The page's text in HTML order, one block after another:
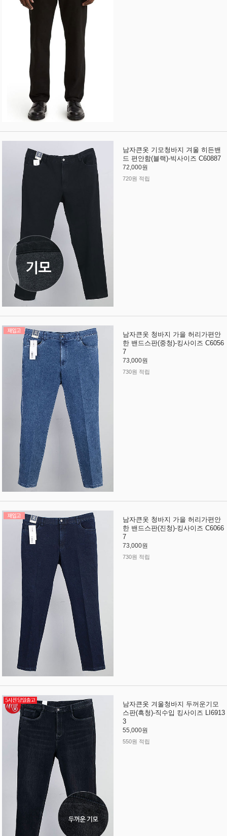
남자큰옷 기모청바지 겨울 히든밴
드 편안함(블랙)-빅사이즈 C60887
72,000원
720원 적립
남자큰옷 청바지 가을 허리가편안
한 밴드스판(중청)-킹사이즈 C6056
7
73,000원
730원 적립
남자큰옷 청바지 가을 허리가편안
한 밴드스판(진청)-킹사이즈 C6066
7
73,000원
730원 적립
남자큰옷 겨울청바지 두꺼운기모
스판(흑청)-직수입 킹사이즈 LI6913
3
55,000원
550원 적립